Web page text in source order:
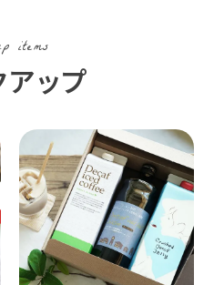
items
アップ